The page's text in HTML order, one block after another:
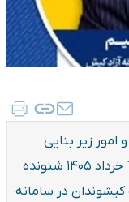
زیر بنایی
سازمان منطقه آزاد کیش، فردا یکشنبه 10 خرداد ۱۴۰۵ شنونده
در سامانه